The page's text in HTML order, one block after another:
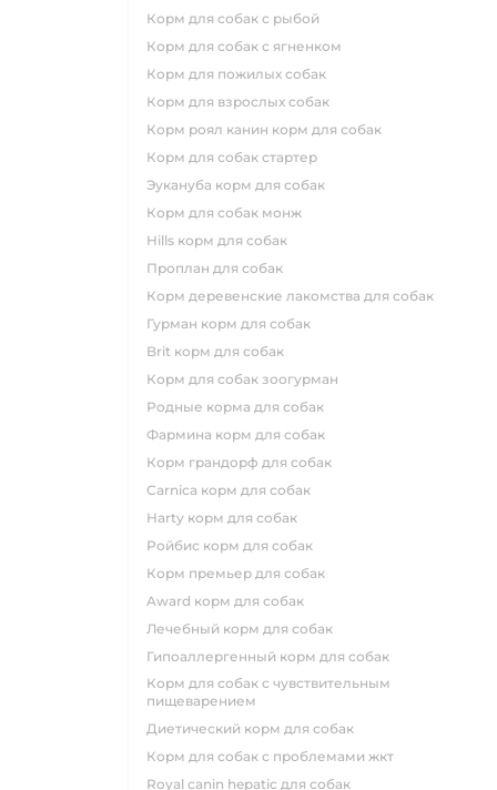
корм для собак с рыбой
корм для собак с ягненком
корм для пожилых собак
корм для взрослых собак
корм роял канин корм для собак
корм для собак стартер
эукануба корм для собак
корм для собак монж
hills корм для собак
проплан для собак
корм деревенские лакомства для собак
гурман корм для собак
brit корм для собак
корм для собак зоогурман
родные корма для собак
фармина корм для собак
корм грандорф для собак
carnica корм для собак
harty корм для собак
ройбис корм для собак
корм премьер для собак
award корм для собак
лечебный корм для собак
гипоаллергенный корм для собак
корм для собак с чувствительным
пищеварением
диетический корм для собак
корм для собак с проблемами жкт
royal canin hepatic для собак